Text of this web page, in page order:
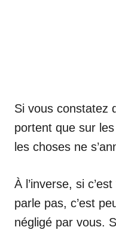
Si vous constatez
portent que sur
les choses ne
À l’inverse, si
parle pas, c’est
négligé par vous.